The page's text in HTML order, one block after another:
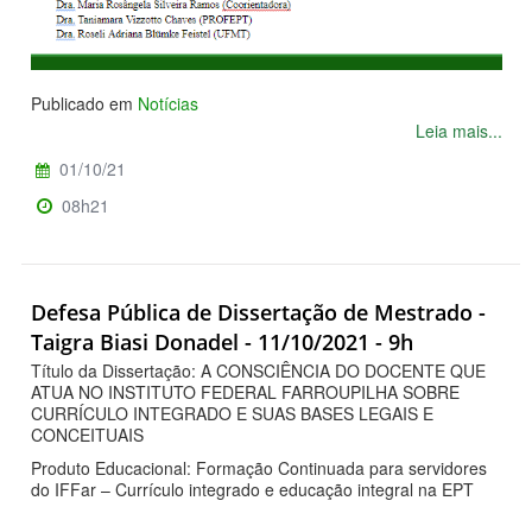
Publicado em Notícias
Leia mais...
01/10/21
08h21
Defesa Pública de Dissertação de Mestrado -
Taigra Biasi Donadel - 11/10/2021 - 9h
Título da Dissertação: A CONSCIÊNCIA DO DOCENTE QUE
ATUA NO INSTITUTO FEDERAL FARROUPILHA SOBRE
CURRÍCULO INTEGRADO E SUAS BASES LEGAIS E
CONCEITUAIS
Produto Educacional: Formação Continuada para servidores
do IFFar – Currículo integrado e educação integral na EPT